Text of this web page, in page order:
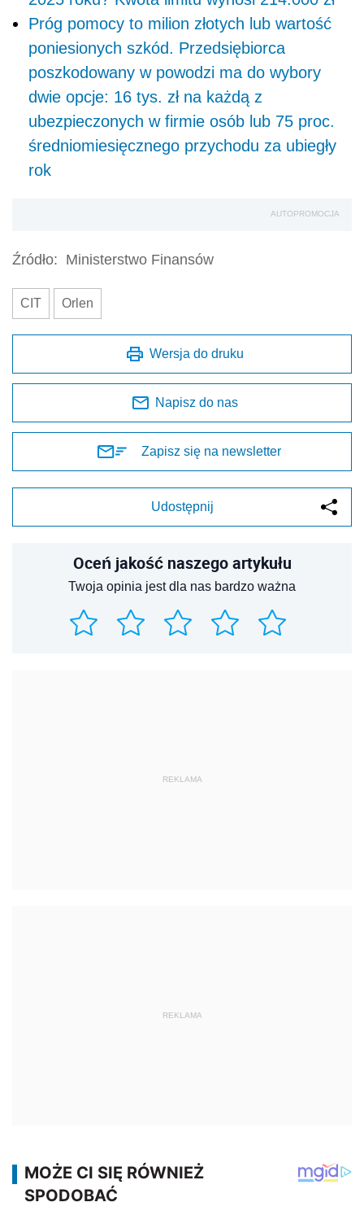
Próg pomocy to milion złotych lub wartość
poniesionych szkód. Przedsiębiorca
poszkodowany w powodzi ma do wybory
dwie opcje: 16 tys. zł na każdą z
ubezpieczonych w firmie osób lub 75 proc.
średniomiesięcznego przychodu za ubiegły
rok
AUTOPROMOCJA
Źródło: Ministerstwo Finansów
CIT Orlen
Wersja do druku
Napisz do nas
Zapisz się na newsletter
Udostępnij
Oceń jakość naszego artykułu
Twoja opinia jest dla nas bardzo ważna
REKLAMA
REKLAMA